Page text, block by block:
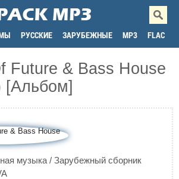
РУССКИЕ ЗАРУБЕЖНЫЕ MP3 FLAC
Future & Bass House
[Альбом]
музыка / Зарубежный сборник